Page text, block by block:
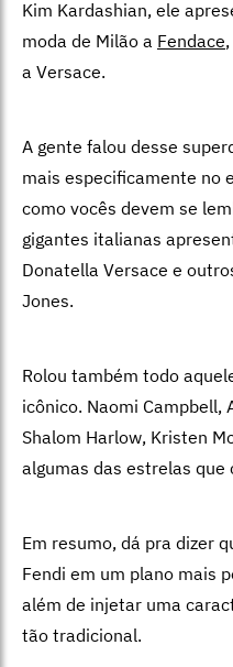
Kim Kardashian, ele
moda de Milão a Fendace
a Versace.
A gente falou desse
mais especificamente no
como vocês devem se
gigantes italianas
Donatella Versace e
Jones.
Rolou também todo
icônico. Naomi Campbell,
Shalom Harlow, Kristen
algumas das estrelas que
Em resumo, dá pra dizer
Fendi em um plano mais
além de injetar uma
tão tradicional.